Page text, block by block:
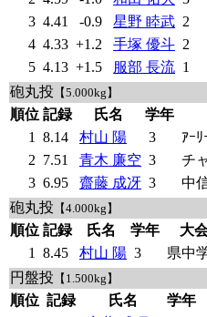
3 4.41 -0.9 星野 睦武 2
4 4.33 +1.2 手塚 優斗 2
5 4.13 +1.5 服部 長流 1
砲丸投 【5.000kg】
順位 記録 氏名 学年
1
8.14 村山 陽 3 ｱｰ
2 7.51 青木 廉空 3 チ
3 6.95 齋藤 成冴 3 中
砲丸投 【4.000kg】
順位 記録 氏名 学年 大
1
8.45 村山 陽 3 県中
円盤投 【1.500kg】
順位 記録 氏名 学年